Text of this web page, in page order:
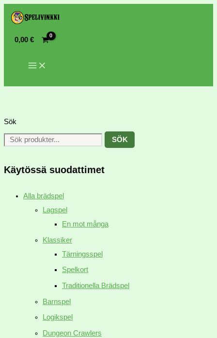
0,00€
Sök
SÖK
Käytössä suodattimet
Alla brädspel
Lagspel
En mot många
Klassiker
Tärningsspel
Spelkort
Traditionella Brädspel
Barnspel
Logikspel
Dungeon Crawlers